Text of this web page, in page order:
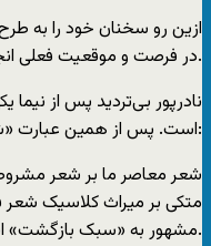
ازین رو سخنان خود را به
در فرصت و موقعیت فعلی انجام شدنی به نظر می‌رسد.
نادرپور بی‌تردید پس از نیما
است. پس از همین عبارت «شعر معاصر» اغاز کنیم:
شعر معاصر ما بر شعر
متکی بر میراث کلاسیک شعر
مشهور به «سبک بازگشت» است.